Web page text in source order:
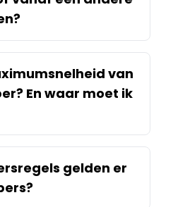
van
En waar moet ik
gelden er